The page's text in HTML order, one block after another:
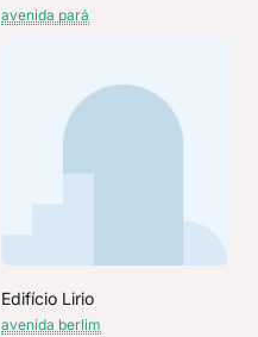
avenida pará
Edifício Lirio
avenida berlim